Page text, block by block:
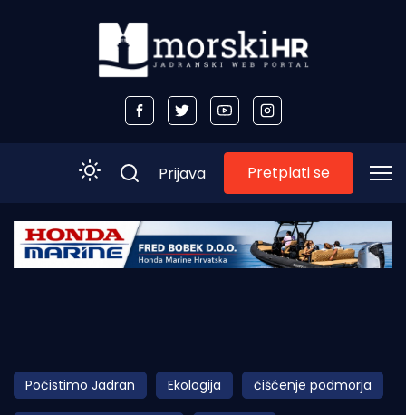
Početna
Obala
Otoci
Prijava Pretplati se
Počistimo Jadran Ekologija čišćenje podmorja